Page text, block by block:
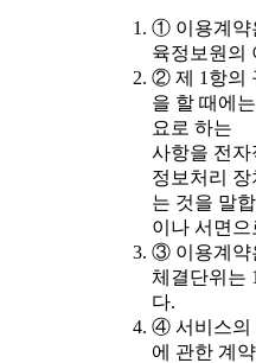
① 이용계약
육정보원의
② 제 1항의
을 할 때에
요로 하는
사항을 전
정보처리
는 것을 말
이나 서면
③ 이용계약
체결단위는
다.
④ 서비스의
에 관한 계